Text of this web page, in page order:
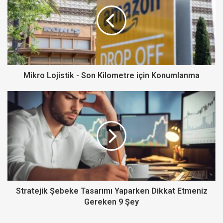
t
e
i
Mikro Lojistik - Son Kilometre için Konumlanma
Stratejik Şebeke Tasarımı Yaparken Dikkat Etmeniz
Gereken 9 Şey